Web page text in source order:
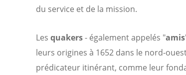
du service et de la mission.
Les quakers- également appelés "amis
leurs origines à 1652 dans le nord-
prédicateur itinérant, comme leur